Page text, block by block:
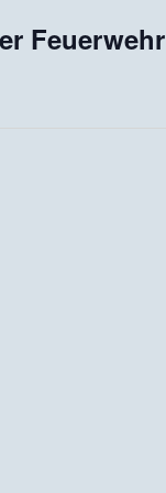
Feuerwehr